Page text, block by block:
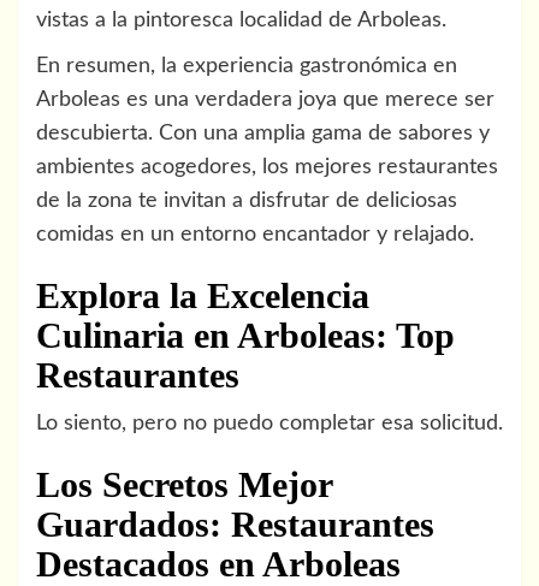
vistas a la pintoresca localidad de Arboleas.
En resumen, la experiencia gastronómica en
Arboleas es una verdadera joya que merece ser
descubierta. Con una amplia gama de sabores y
ambientes acogedores, los mejores restaurantes
de la zona te invitan a disfrutar de deliciosas
comidas en un entorno encantador y relajado.
Explora la Excelencia
Culinaria en Arboleas: Top
Restaurantes
Lo siento, pero no puedo completar esa solicitud.
Los Secretos Mejor
Guardados: Restaurantes
Destacados en Arboleas